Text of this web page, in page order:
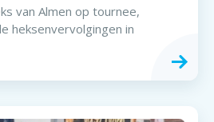
van Almen op tournee,
heksenvervolgingen in